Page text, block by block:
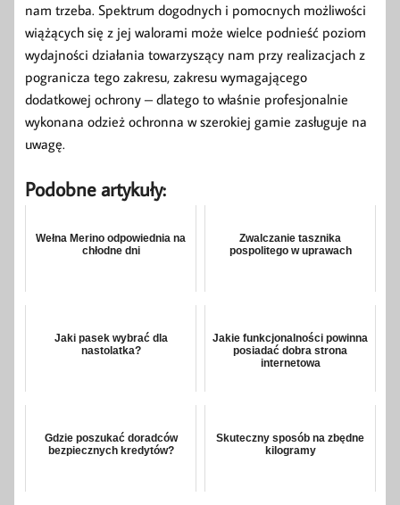
nam trzeba. Spektrum dogodnych i pomocnych możliwości
wiążących się z jej walorami może wielce podnieść poziom
wydajności działania towarzyszący nam przy realizacjach z
pogranicza tego zakresu, zakresu wymagającego
dodatkowej ochrony – dlatego to właśnie profesjonalnie
wykonana odzież ochronna w szerokiej gamie zasługuje na
uwagę.
Podobne artykuły:
Wełna Merino odpowiednia na
chłodne dni
Zwalczanie tasznika
pospolitego w uprawach
Jaki pasek wybrać dla
nastolatka?
Jakie funkcjonalności powinna
posiadać dobra strona
internetowa
Gdzie poszukać doradców
bezpiecznych kredytów?
Skuteczny sposób na zbędne
kilogramy